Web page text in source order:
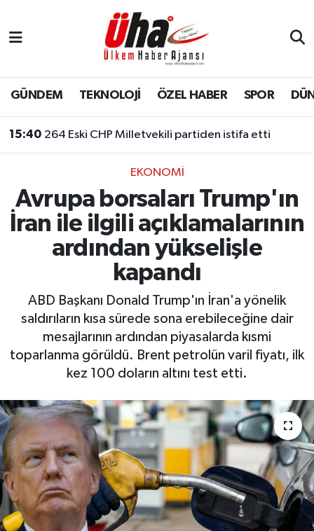
GÜNDEM TEKNOLOJİ ÖZEL HABER SPOR
15:40 264 Eski CHP Milletvekili partiden istifa etti
EKONOMİ
Avrupa borsaları Trump'ın
İran ile ilgili açıklamalarının
ardından yükselişle
kapandı
ABD Başkanı Donald Trump'ın İran'a yönelik
saldırıların kısa sürede sona erebileceğine dair
mesajlarının ardından piyasalarda kısmi
toparlanma görüldü. Brent petrolün varil fiyatı, ilk
kez 100 doların altını test etti.
İstanbul Nöbetçi Eczaneler
İstanbul Hava Durumu
Süper Lig Puan Durumu ve Fikstür
Tüm Manşetler
Son Dakika Haberleri
Haber Arşivi